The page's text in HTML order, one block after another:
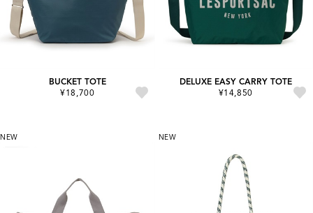
BUCKET TOTE
¥18,700
DELUXE EASY CARRY TOTE
¥14,850
NEW NEW